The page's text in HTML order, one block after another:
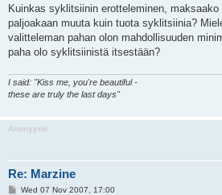
Kuinkas syklitsiinin erotteleminen,
paljoakaan muuta kuin tuota syklitsiinia?
valitteleman pahan olon mahdollisuuden
paha olo syklitsiinistä itsestään?
I said: "Kiss me, you're beautiful -
these are truly the last days"
Anonyymi
Re: Marzine
PWed 07 Nov 2007, 17:00